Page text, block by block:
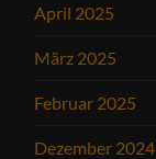
April 2025
März 2025
Februar 2025
Dezember 2024